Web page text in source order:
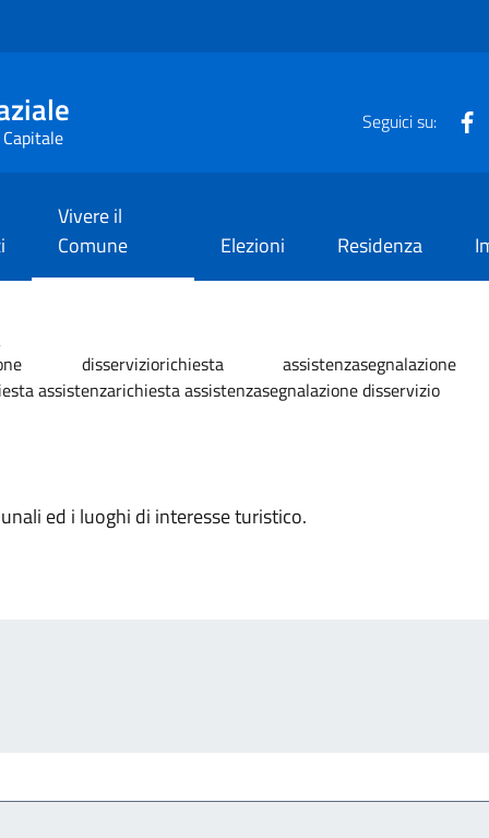
Seguici su:
Vivere il
Comune
Elezioni Residenza
disserviziorichiesta assistenzasegnalazione
assistenzarichiesta assistenzasegnalazione disservizio
ed i luoghi di interesse turistico.